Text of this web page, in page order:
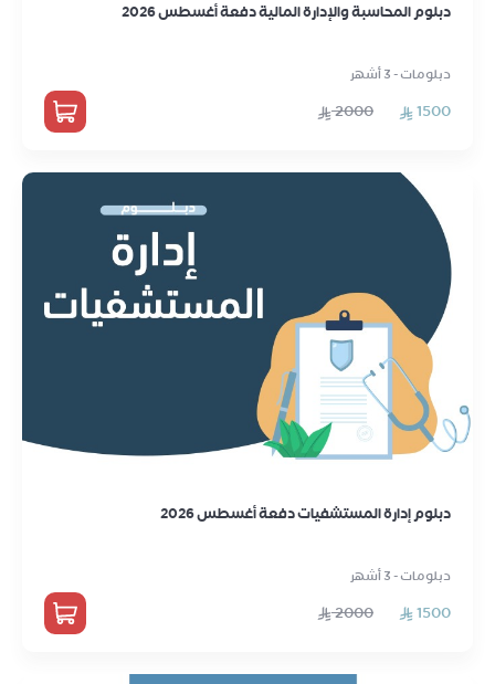
دبلوم المحاسبة والإدارة المالية دفعة أغسطس 2026
دبلومات - 3 أشهر
1500
2000
دبلوم إدارة المستشفيات دفعة أغسطس 2026
دبلومات - 3 أشهر
1500
2000